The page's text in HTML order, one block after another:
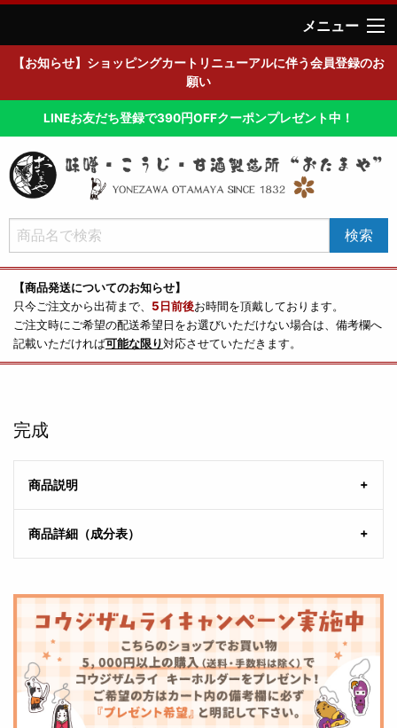
メニュー
【お知らせ】ショッピングカートリニューアルに伴う会員登録のお
願い
LINEお友だち登録で390円OFFクーポンプレゼント中！
【商品発送についてのお知らせ】
只今ご注文から出荷まで、 5日前後お時間を頂戴しております。
ご注文時にご希望の配送希望日をお選びいただけない場合は、備考欄へ
記載いただければ可能な限り対応させていただきます。
完成
商品説明
商品詳細（成分表）